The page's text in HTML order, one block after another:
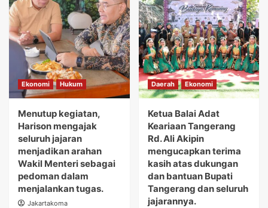
Ekonomi Hukum
Menutup kegiatan,
Harison mengajak
seluruh jajaran
menjadikan arahan
Wakil Menteri sebagai
pedoman dalam
menjalankan tugas.
Jakartakoma
Daerah Ekonomi
Ketua Balai Adat
Keariaan Tangerang
Rd. Ali Akipin
mengucapkan terima
kasih atas dukungan
dan bantuan Bupati
Tangerang dan seluruh
jajarannya.